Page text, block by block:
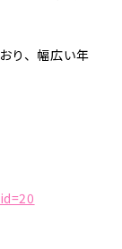
り、幅広い年